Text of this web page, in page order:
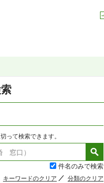
って検索できます。
件名のみで検索
キーワードのクリア 分類のクリア